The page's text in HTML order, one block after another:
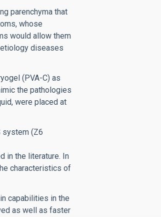
parenchyma that
whose
would allow them
diseases
(PVA-C) as
the pathologies
were placed at
system (Z6
in the literature. In
characteristics of
capabilities in the
as well as faster